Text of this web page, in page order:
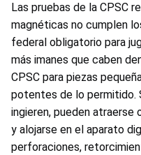
Las pruebas de la CPSC
magnéticas no cumplen
federal obligatorio para
más imanes que caben
CPSC para piezas
potentes de lo permitido.
ingieren, pueden
y alojarse en el aparato
perforaciones,